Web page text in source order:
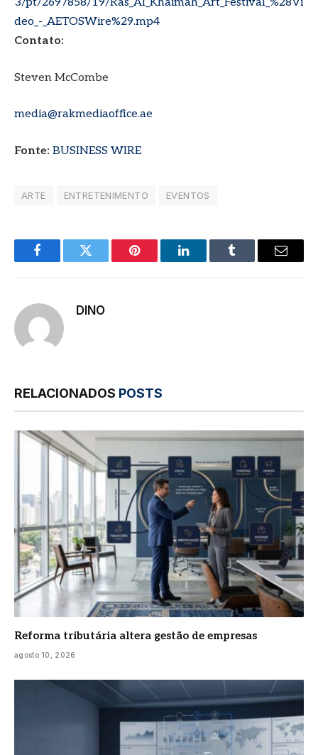
deo_-_AETOSWire%29.mp4
Contato:
Steven McCombe
media@rakmediaoffice.ae
Fonte: BUSINESS WIRE
ARTE ENTRETENIMENTO EVENTOS
FacebookTwitter Pinterest LinkedInTumblr
E-
DINO
RELACIONADOS POSTS
Reforma tributária altera gestão de empresas
agosto 10, 2026